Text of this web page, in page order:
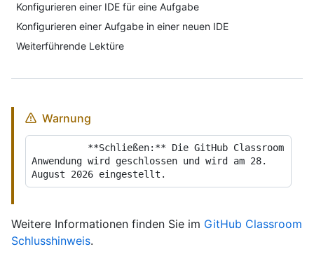
Konfigurieren einer IDE für eine Aufgabe
Konfigurieren einer Aufgabe in einer neuen IDE
Weiterführende Lektüre
Warnung
Anwendung wird geschlossen und wird am 28.
Weitere Informationen finden Sie im GitHub Classroom
Schlusshinweis.